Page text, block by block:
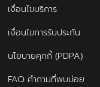
เงื่อนไขบริการ
เงื่อนไขการรับประกัน
นโยบายคุกกี้ (PDPA)
FAQ คำถามที่พบบ่อย